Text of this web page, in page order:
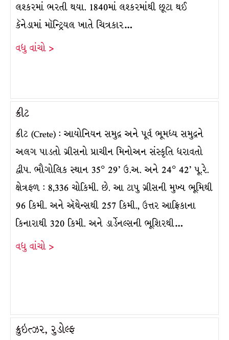
લશ્કરમાં ભરતી થયા. 1840માં લશ્કરમાંથી છૂટા થઈ
કૅનેડામાં મૉન્ટ્રિયલ ખાતે ચિત્રકાર…
વધુ વાંચો >
ક્રીટ
ક્રીટ (Crete) : આયોનિયન સમુદ્ર અને પૂર્વ ભૂમધ્ય સમુદ્રને
અલગ પાડતો ગ્રીસનો પ્રાચીન મિનોઅન સંસ્કૃતિ ધરાવતો
દ્વીપ. ભૌગોલિક સ્થાન 35° 29’ ઉ.અ. અને 24° 42’ પૂ.રે.
ક્ષેત્રફળ : 8,336 ચોકિમી. છે. આ ટાપુ ગ્રીસની મુખ્ય ભૂમિથી
96 કિમી. અને ઍથેન્સથી 257 કિમી., ઉત્તર આફ્રિકાના
કિનારાથી 320 કિમી. અને ડાર્ડેનલ્સની ભૂશિરથી…
વધુ વાંચો >
ક્રુઇત્ઝર, રુડોલ્ફ